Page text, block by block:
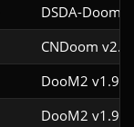
DSDA-Doom
CNDoom
DooM2 v1.9f
DooM2 v1.9f